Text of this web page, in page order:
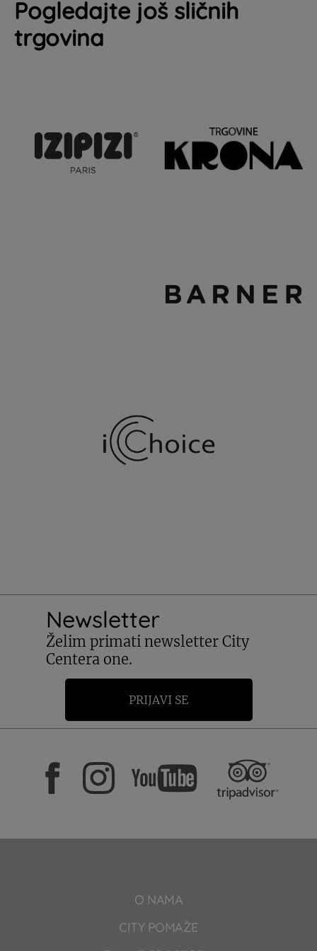
Pogledajte još sličnih
trgovina
Newsletter
Želim primati newsletter City
Centera one.
PRIJAVI SE
O NAMA
CITY POMAŽE